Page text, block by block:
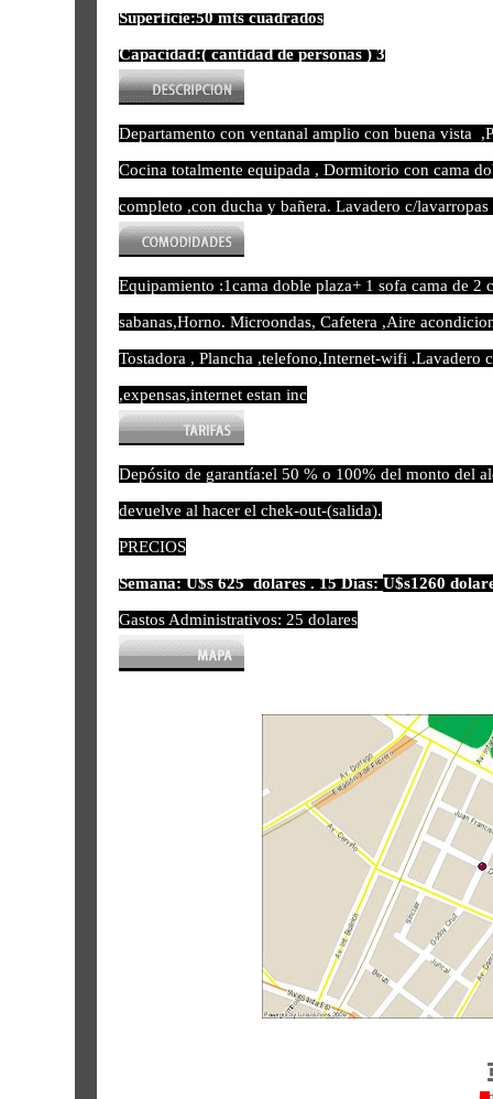
Superficie:50 mts cuadrados
Capacidad:( cantidad de personas ) 3
Departamento con ventanal amplio con buena vista
Cocina totalmente equipada , Dormitorio con cama
completo ,con ducha y bañera. Lavadero c/
Equipamiento :1cama doble plaza+ 1 sofa cama de 2
sabanas,Horno. Microondas, Cafetera ,Aire
Tostadora , Plancha ,telefono,Internet-wifi .Lavadero
,expensas,internet estan inc
Depósito de garantía:el 50 % o 100% del monto del
devuelve al hacer el chek-out-(salida).
PRECIOS
Semana: U$s 625 dolares . 15 Dias:U$s1260
Gastos Administrativos: 25 dolares
---